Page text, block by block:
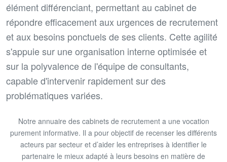
élément différenciant, permettant au cabinet de
répondre efficacement aux urgences de recrutement
et aux besoins ponctuels de ses clients. Cette agilité
s'appuie sur une organisation interne optimisée et
sur la polyvalence de l'équipe de consultants,
capable d'intervenir rapidement sur des
problématiques variées.
Notre annuaire des cabinets de recrutement a une vocation
purement informative. Il a pour objectif de recenser les différents
acteurs par secteur et d’aider les entreprises à identifier le
partenaire le mieux adapté à leurs besoins en matière de